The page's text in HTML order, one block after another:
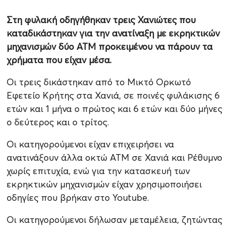
Στη φυλακή οδηγήθηκαν τρεις Χανιώτες που
καταδικάστηκαν για την ανατίναξη με εκρηκτικών
μηχανισμών δύο ΑΤΜ προκειμένου να πάρουν τα
χρήματα που είχαν μέσα.
Οι τρεις δικάστηκαν από το Μικτό Ορκωτό
Εφετείο Κρήτης στα Χανιά, σε ποινές φυλάκισης 6
ετών και 1 μήνα ο πρώτος και 6 ετών και δύο μήνες
ο δεύτερος και ο τρίτος.
Οι κατηγορούμενοι είχαν επιχειρήσει να
ανατινάξουν άλλα οκτώ ΑΤΜ σε Χανιά και Ρέθυμνο
χωρίς επιτυχία, ενώ για την κατασκευή των
εκρηκτικών μηχανισμών είχαν χρησιμοποιήσει
οδηγίες που βρήκαν στο Youtube.
Οι κατηγορούμενοι δήλωσαν μεταμέλεια, ζητώντας